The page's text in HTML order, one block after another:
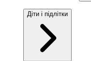
Діти і підлітки